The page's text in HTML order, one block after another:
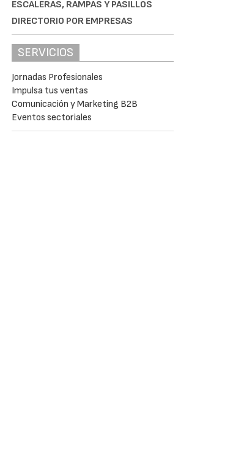
ESCALERAS, RAMPAS Y PASILLOS
DIRECTORIO POR EMPRESAS
SERVICIOS
Jornadas Profesionales
Impulsa tus ventas
Comunicación y Marketing B2B
Eventos sectoriales